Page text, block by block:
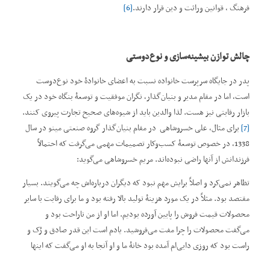
فرهنگ ، قوانین وراثت و دین قرار دارند.[6]
چالش توازن بیشینهسازی و نوعدوستی
پدر در جایگاه سرپرست خانواده نسبت به اعضای خانوادۀ خود نوع‌دوست
است، اما در مقام مدیر و بنیان‌گذار، نگران موفقیت و توسعۀ بنگاه خود در یک
بازار رقابتی نیز هست. لذا والدین باید از شیوه‌های صحیح تجارت پیروی کنند.
[7] برای مثال، علی خسروشاهی در مقام بنیان‌گذار گروه صنعتی مینو در سال
1338، در خصوص توسعۀ کسب‌و‌کار تصمیمات مهمی می‌گرفت که احتمالاً
فرزندانش از آنها راضی نبوده‌اند. مریم خسروشاهی می‌گوید:
تظاهر نمی‌کرد و اصلاً برایش مهم نبود که دیگران درباره‌اش چه می‌گویند. بسیار
مقتصد بود. مثلاً در یک مورد هزینۀ تولید بالا رفته بود و ما برای رقابت با سایر
محصولات قیمت فروش را پایین آورده بودیم. اما او از من ناراحت بود و
می‌گفت محصولات را چرا مفت می‌فروشید. یادم است این قدر صادق و رُک و
راست بود که روزی دایی‌ام آمده بود خانۀ ما و او آنجا به او می‌گفت که اینها